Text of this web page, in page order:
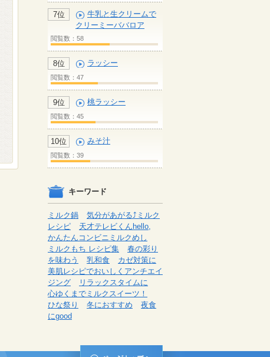
7位
牛乳と生クリームで
クリーミーババロア
閲覧数：58
8位 ラッシー
閲覧数：47
9位 桃ラッシー
閲覧数：45
10位 みそ汁
閲覧数：39
キーワード
ミルク鍋
気分があがる⤴ミルク
レシピ
天才テレビくんhello,
かんたんコンビニミルクめし
ミルクもち レシピ集
春の彩り
を味わう
乳和食
カゼ対策に
美肌レシピでおいしくアンチエイ
ジング
リラックスタイムに
心ゆくまでミルクスイーツ！
ひな祭り
冬におすすめ
夜食
にgood